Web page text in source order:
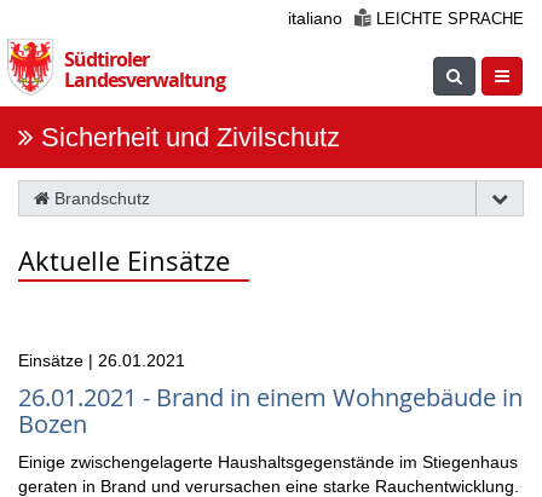
Sie
die
Navigation
italiano LEICHTE SPRACHE
Südtiroler
Landesverwaltung
Suche
Sicherheit und Zivilschutz
Brandschutz
Aktuelle Einsätze
Einsätze | 26.01.2021
26.01.2021 - Brand in einem Wohngebäude in
Bozen
Einige zwischengelagerte Haushaltsgegenstände im Stiegenhaus
geraten in Brand und verursachen eine starke Rauchentwicklung.